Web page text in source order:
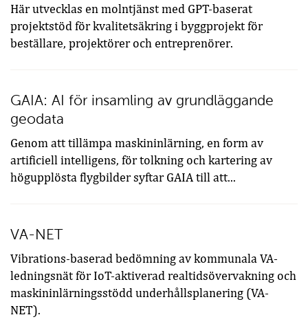
Här utvecklas en molntjänst med GPT-baserat
projektstöd för kvalitetsäkring i byggprojekt för
beställare, projektörer och entreprenörer.
GAIA: AI för insamling av grundläggande
geodata
Genom att tillämpa maskininlärning, en form av
artificiell intelligens, för tolkning och kartering av
högupplösta flygbilder syftar GAIA till att...
VA-NET
Vibrations-baserad bedömning av kommunala VA-
ledningsnät för IoT-aktiverad realtidsövervakning och
maskininlärningsstödd underhållsplanering (VA-
NET).